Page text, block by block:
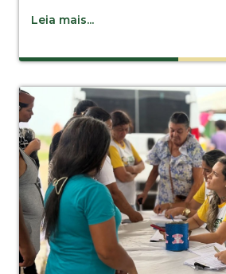
Leia mais...